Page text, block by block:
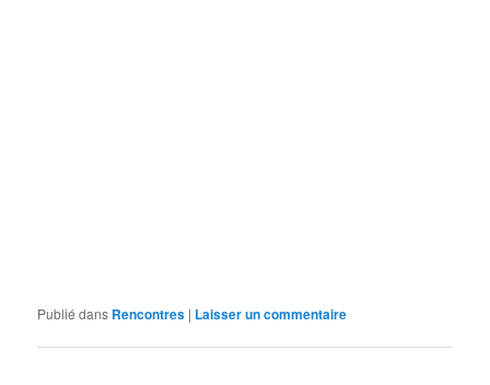
Publié dans Rencontres | Laisser un commentaire